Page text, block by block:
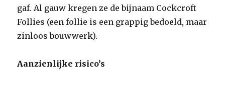
gaf. Al gauw kregen ze de bijnaam Cockcroft
Follies (een follie is een grappig bedoeld, maar
zinloos bouwwerk).
Aanzienlijke risico’s